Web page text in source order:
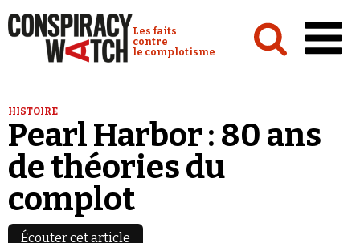
Conspiracy Watch :
Les faits
contre
le complotisme
Analyses
Conspipédia
Vidéos
Émissions
HISTOIRE
Pearl Harbor : 80 ans
de théories du
complot
Écouter cet article